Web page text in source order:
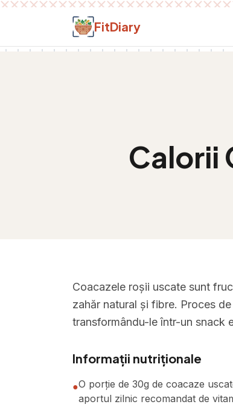
Salt la conținut
FitDiary
Calorii
Coacazele roșii uscate sunt
zahăr natural și fibre. Proces
transformându-le într-un snack
Informații nutriționale
●O porție de 30g de coacaze
aportul zilnic recomandat de